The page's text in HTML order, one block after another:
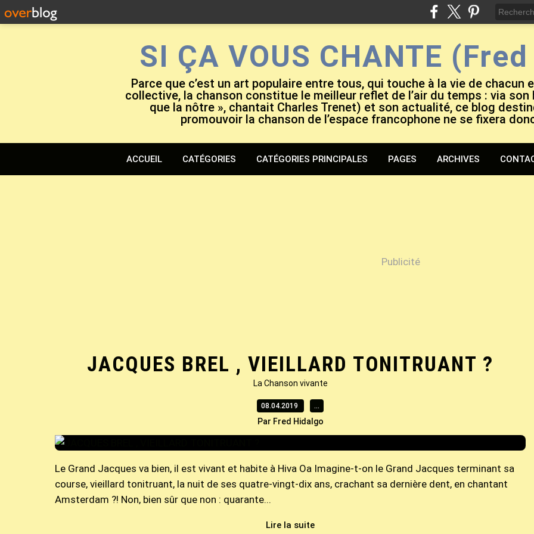
SI ÇA VOUS CHANTE
Parce que c’est un art populaire entre tous, qui touche à la vie de chacun
collective, la chanson constitue le meilleur reflet de l’air du temps : via
que la nôtre », chantait Charles Trenet) et son actualité, ce blog
promouvoir la chanson de l’espace francophone ne se fixera
ACCUEIL CATÉGORIES CATÉGORIES PRINCIPALES PAGES ARCHIVES
Publicité
JACQUES BREL , VIEILLARD TONITRUANT ?
La Chanson vivante
08.04.2019 …
Par Fred Hidalgo
Le Grand Jacques va bien, il est vivant et habite à Hiva Oa Imagine-t-on le Grand Jacques terminant sa
course, vieillard tonitruant, la nuit de ses quatre-vingt-dix ans, crachant sa dernière dent, en chantant
Amsterdam ?! Non, bien sûr que non : quarante...
Lire la suite